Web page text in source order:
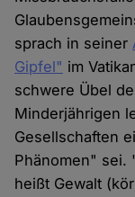
sprach in seiner
Gipfel" im
schwere Übel
Minderjährigen
Gesellschaften
Phänomen" sei.
heißt Gewalt